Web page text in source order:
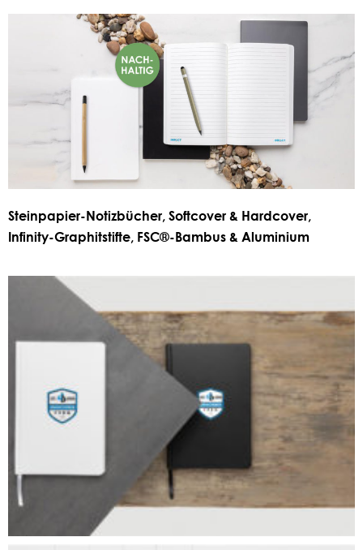
Steinpapier-Notizbücher, Softcover & Hardcover,
Infinity-Graphitstifte, FSC®-Bambus & Aluminium